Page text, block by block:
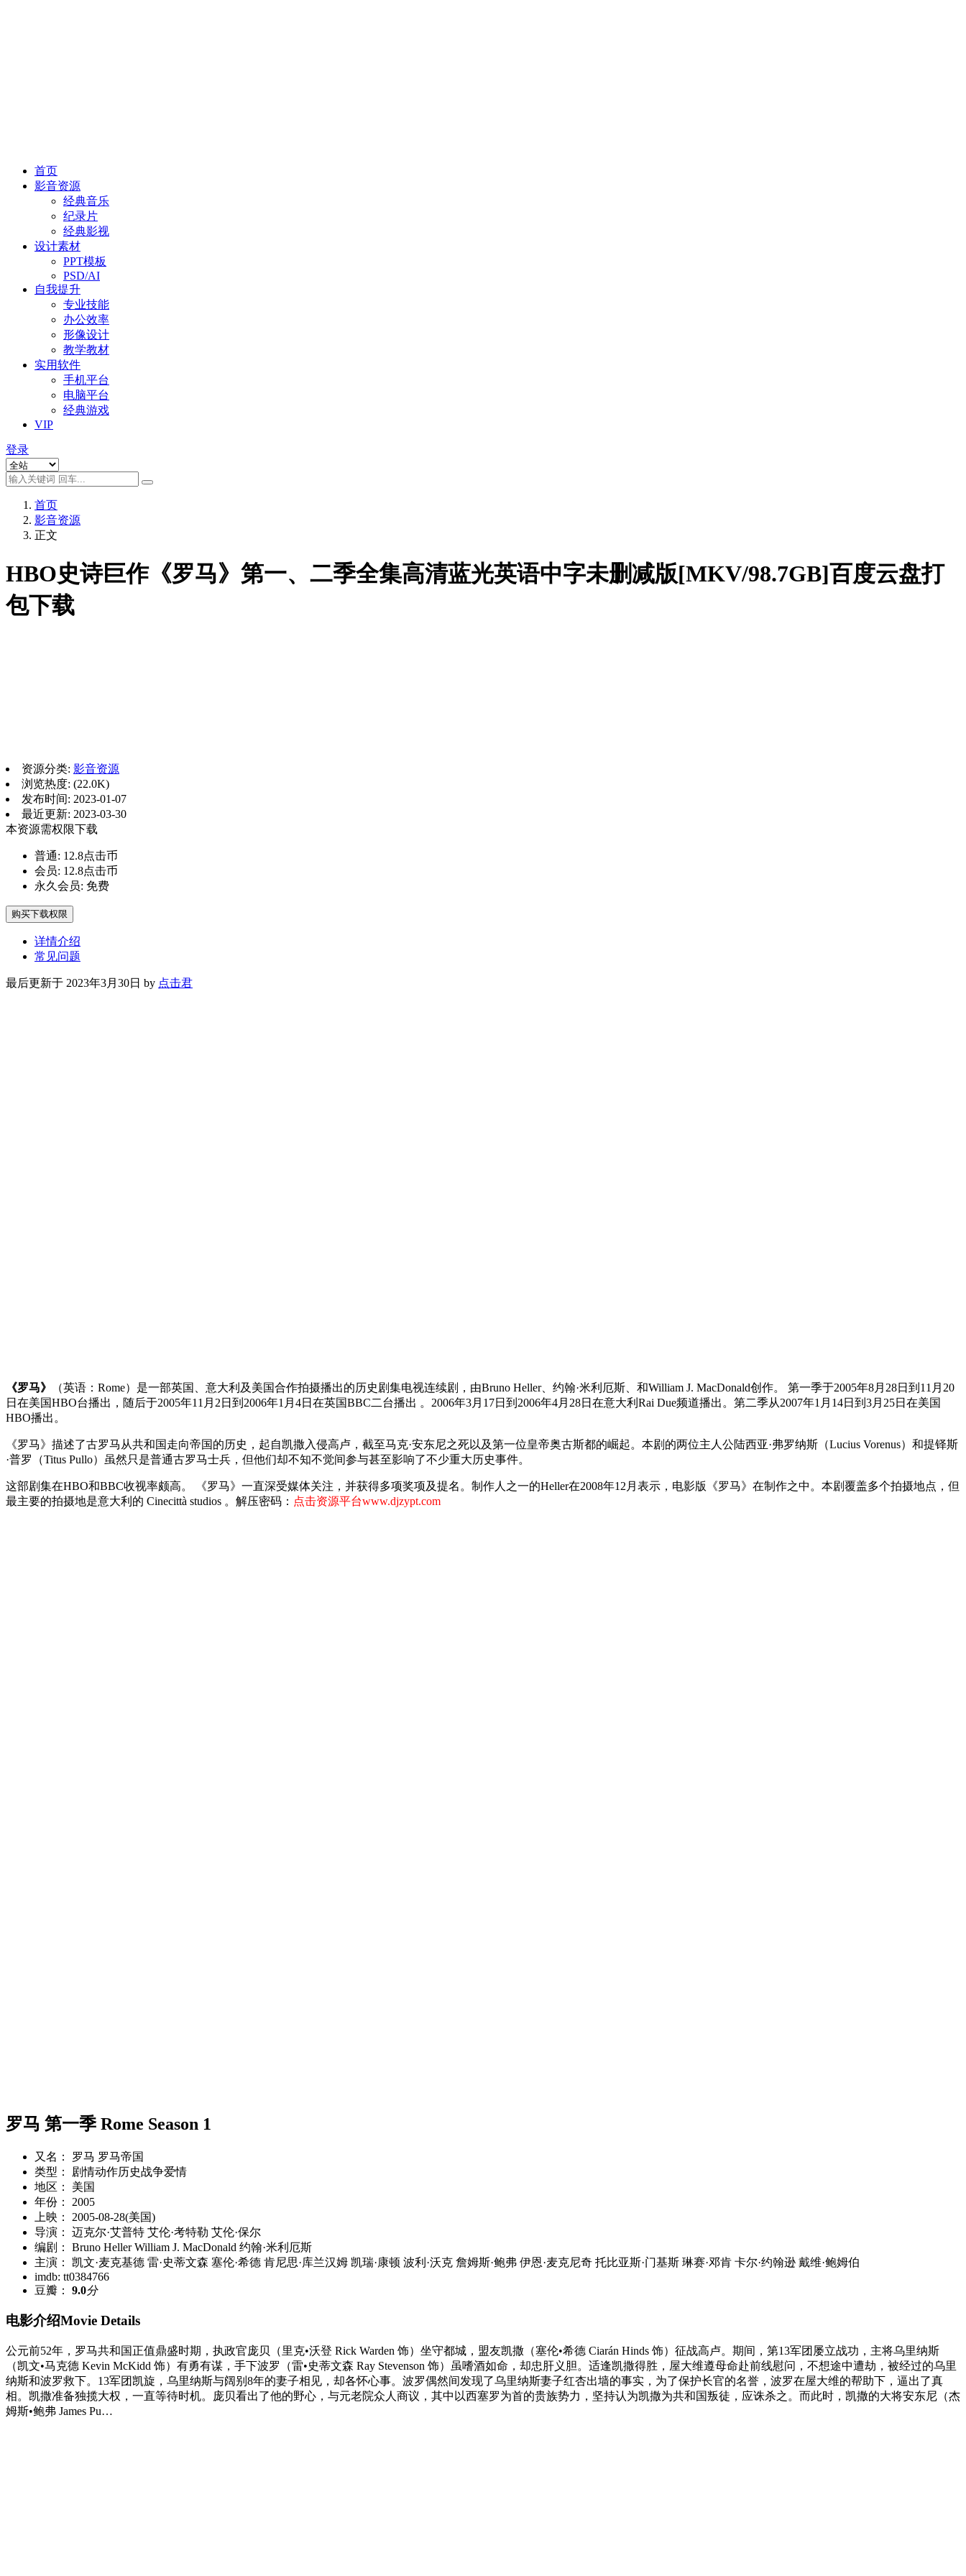
首页
影音资源
经典音乐
纪录片
经典影视
设计素材
PPT模板
PSD/AI
自我提升
专业技能
办公效率
形像设计
教学教材
实用软件
手机平台
电脑平台
经典游戏
VIP
登录
首页
影音资源
正文
HBO史诗巨作《罗马》第一、二季全集高清蓝光英语中字未删减版[MKV/98.7GB]百度云盘打
包下载
资源分类: 影音资源
浏览热度: (22.0K)
发布时间: 2023-01-07
最近更新: 2023-03-30
本资源需权限下载
普通: 12.8点击币
会员: 12.8点击币
永久会员: 免费
购买下载权限
详情介绍
常见问题
最后更新于 2023年3月30日 by 点击君
《罗马》
（英语：Rome）是一部英国、意大利及美国合作拍摄播出的历史剧集电视连续剧，由Bruno Heller、约翰·米利厄斯、和William J. MacDonald创作。 第一季于2005年8月28日到11月20
日在美国HBO台播出，随后于2005年11月2日到2006年1月4日在英国BBC二台播出 。2006年3月17日到2006年4月28日在意大利Rai Due频道播出。第二季从2007年1月14日到3月25日在美国
HBO播出。
《罗马》描述了古罗马从共和国走向帝国的历史，起自凯撒入侵高卢，截至马克·安东尼之死以及第一位皇帝奥古斯都的崛起。本剧的两位主人公陆西亚·弗罗纳斯（Lucius Vorenus）和提铎斯
·普罗（Titus Pullo）虽然只是普通古罗马士兵，但他们却不知不觉间参与甚至影响了不少重大历史事件。
这部剧集在HBO和BBC收视率颇高。 《罗马》一直深受媒体关注，并获得多项奖项及提名。制作人之一的Heller在2008年12月表示，电影版《罗马》在制作之中。本剧覆盖多个拍摄地点，但
最主要的拍摄地是意大利的 Cinecittà studios 。解压密码： 点击资源平台www.djzypt.com
罗马 第一季 Rome Season 1
又名： 罗马 罗马帝国
类型： 剧情动作历史战争爱情
地区： 美国
年份： 2005
上映： 2005-08-28(美国)
导演： 迈克尔·艾普特 艾伦·考特勒 艾伦·保尔
编剧： Bruno Heller William J. MacDonald 约翰·米利厄斯
主演： 凯文·麦克基德 雷·史蒂文森 塞伦·希德 肯尼思·库兰汉姆 凯瑞·康顿 波利·沃克 詹姆斯·鲍弗 伊恩·麦克尼奇 托比亚斯·门基斯 琳赛·邓肯 卡尔·约翰逊 戴维·鲍姆伯
imdb: tt0384766
豆瓣： 9.0分
电影介绍Movie Details
公元前52年，罗马共和国正值鼎盛时期，执政官庞贝（里克•沃登 Rick Warden 饰）坐守都城，盟友凯撒（塞伦•希德 Ciarán Hinds 饰）征战高卢。期间，第13军团屡立战功，主将乌里纳斯
（凯文•马克德 Kevin McKidd 饰）有勇有谋，手下波罗（雷•史蒂文森 Ray Stevenson 饰）虽嗜酒如命，却忠肝义胆。适逢凯撒得胜，屋大维遵母命赴前线慰问，不想途中遭劫，被经过的乌里
纳斯和波罗救下。13军团凯旋，乌里纳斯与阔别8年的妻子相见，却各怀心事。波罗偶然间发现了乌里纳斯妻子红杏出墙的事实，为了保护长官的名誉，波罗在屋大维的帮助下，逼出了真
相。凯撒准备独揽大权，一直等待时机。庞贝看出了他的野心，与元老院众人商议，其中以西塞罗为首的贵族势力，坚持认为凯撒为共和国叛徒，应诛杀之。而此时，凯撒的大将安东尼（杰
姆斯•鲍弗 James Pu…